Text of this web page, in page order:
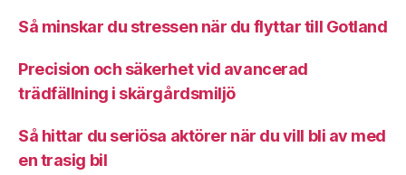
Så minskar du stressen när du flyttar till Gotland
Precision och säkerhet vid avancerad
trädfällning i skärgårdsmiljö
Så hittar du seriösa aktörer när du vill bli av med
en trasig bil